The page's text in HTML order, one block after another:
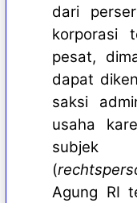
dari
korporasi
pesat,
dapat
saksi
usaha
subjek
(
Agung RI